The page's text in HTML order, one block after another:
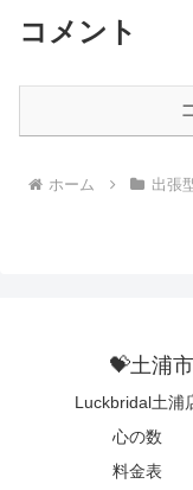
コメント
ホーム 出張
💝土浦
Luckbridal土浦
心の数
料金表